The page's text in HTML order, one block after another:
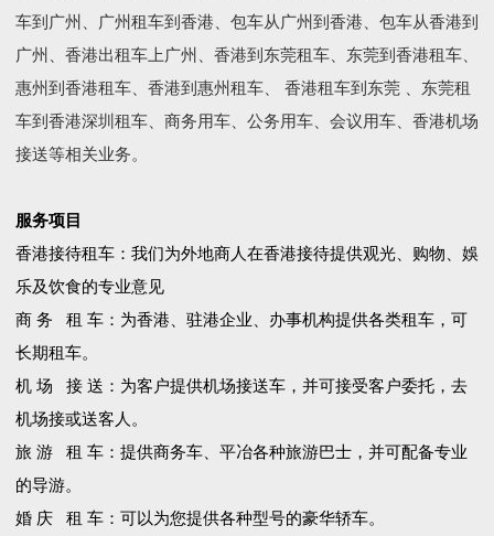
车到广州、广州租车到香港、包车从广州到香港、包车从香港到
广州、香港出租车上广州、香港到东莞租车、东莞到香港租车、
惠州到香港租车、香港到惠州租车、 香港租车到东莞 、东莞租
车到香港深圳租车、商务用车、公务用车、会议用车、香港机场
接送等相关业务。
服务项目
香港接待租车：我们为外地商人在香港接待提供观光、购物、娛
乐及饮食的专业意见
商 务 租 车：为香港、驻港企业、办事机构提供各类租车，可
长期租车。
机 场 接 送：为客户提供机场接送车，并可接受客户委托，去
机场接或送客人。
旅 游 租 车：提供商务车、平冶各种旅游巴士，并可配备专业
的导游。
婚 庆 租 车：可以为您提供各种型号的豪华轿车。